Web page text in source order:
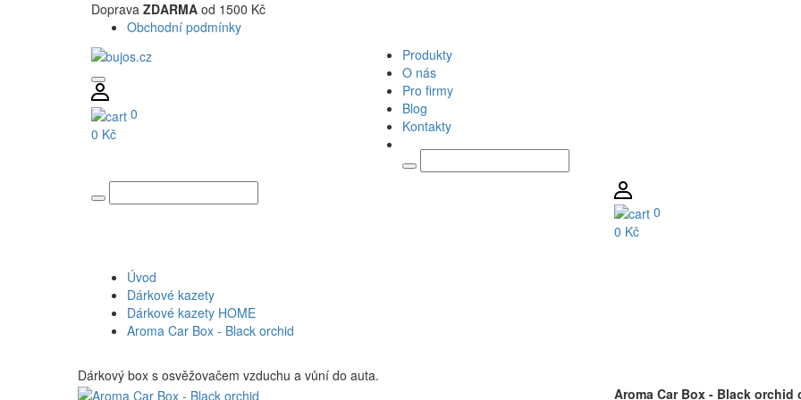
Doprava ZDARMA od 1500 Kč
Obchodní podmínky
0
0 Kč
Produkty
O nás
Pro firmy
Blog
Kontakty
0
0 Kč
Úvod
Dárkové kazety
Dárkové kazety HOME
Aroma Car Box - Black orchid
Dárkový box s osvěžovačem vzduchu a vůní do auta.
Aroma Car Box - Black orchid